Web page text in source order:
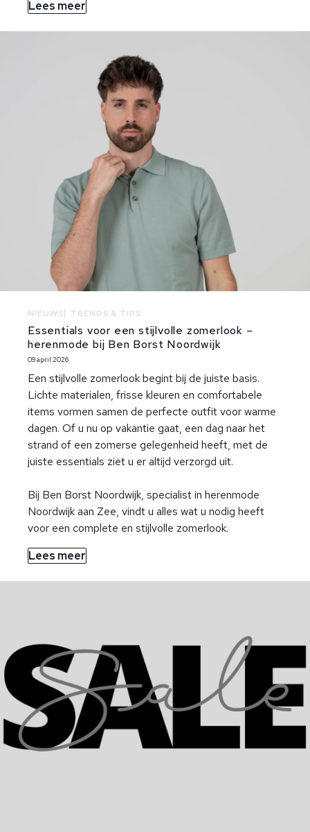
Lees meer
NIEUWS TRENDS & TIPS
Essentials voor een stijlvolle zomerlook –
herenmode bij Ben Borst Noordwijk
09 april 2026
Een stijlvolle zomerlook begint bij de juiste basis.
Lichte materialen, frisse kleuren en comfortabele
items vormen samen de perfecte outfit voor warme
dagen. Of u nu op vakantie gaat, een dag naar het
strand of een zomerse gelegenheid heeft, met de
juiste essentials ziet u er altijd verzorgd uit.
Bij Ben Borst Noordwijk, specialist in herenmode
Noordwijk aan Zee, vindt u alles wat u nodig heeft
voor een complete en stijlvolle zomerlook.
Lees meer